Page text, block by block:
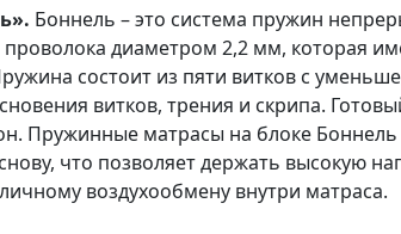
Боннель – это система пружин
проволока диаметром 2,2 мм, которая
состоит из пяти витков с
витков, трения и скрипа.
Пружинные матрасы на блоке Боннель
что позволяет держать высокую
воздухообмену внутри матраса.